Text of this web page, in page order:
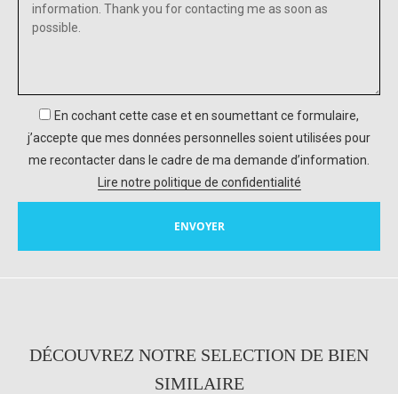
En cochant cette case et en soumettant ce formulaire,
j’accepte que mes données personnelles soient utilisées pour
me recontacter dans le cadre de ma demande d’information.
Lire notre politique de confidentialité
DÉCOUVREZ NOTRE SELECTION DE BIEN
SIMILAIRE